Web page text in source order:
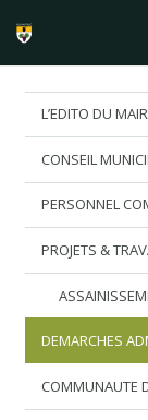
L’EDITO DU
CONSEIL
PERSONNEL
PROJETS &
DEMARCHES
COMMUNAUTE